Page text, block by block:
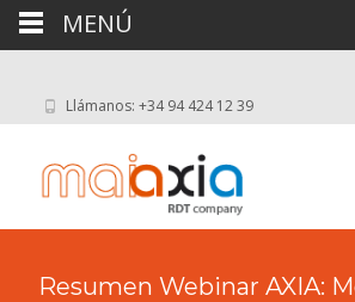
Llámanos: +34 94 424 12 39
Resumen Webinar AXIA:
MENÚ